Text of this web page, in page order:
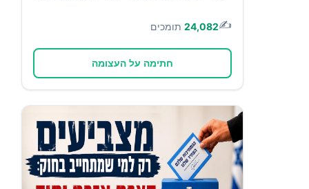
✍️
24,082 תומכים
חתימה על העצומה